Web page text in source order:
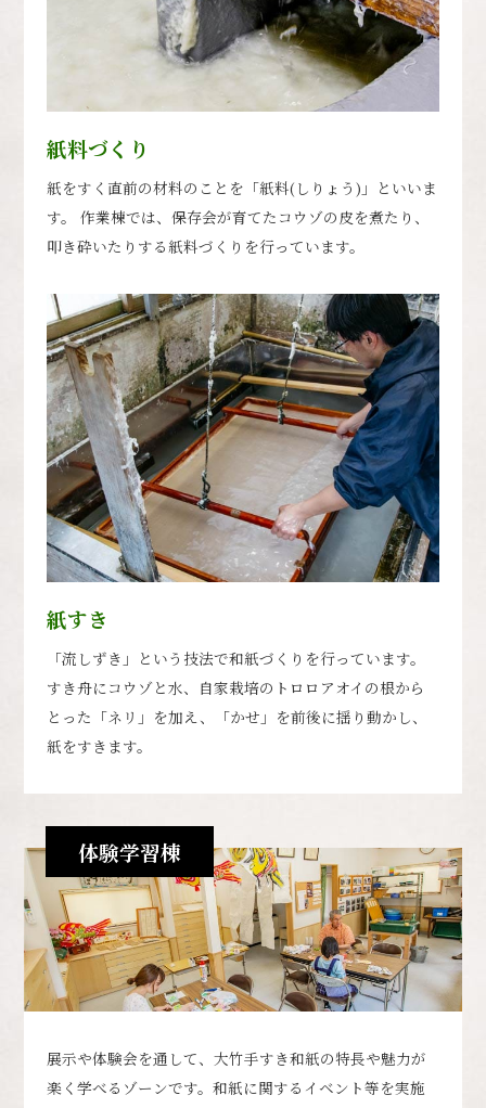
紙料づくり
紙をすく直前の材料のことを「紙料(しりょう)」といいま
す。 作業棟では、保存会が育てたコウゾの皮を煮たり、
叩き砕いたりする紙料づくりを行っています。
紙すき
「流しずき」という技法で和紙づくりを行っています。
すき舟にコウゾと水、自家栽培のトロロアオイの根から
とった「ネリ」を加え、「かせ」を前後に揺り動かし、
紙をすきます。
体験学習棟
展示や体験会を通して、大竹手すき和紙の特長や魅力が
楽く学べるゾーンです。 和紙に関するイベント等を実施